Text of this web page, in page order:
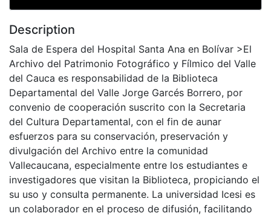
Description
Sala de Espera del Hospital Santa Ana en Bolívar >El
Archivo del Patrimonio Fotográfico y Fílmico del Valle
del Cauca es responsabilidad de la Biblioteca
Departamental del Valle Jorge Garcés Borrero, por
convenio de cooperación suscrito con la Secretaria
del Cultura Departamental, con el fin de aunar
esfuerzos para su conservación, preservación y
divulgación del Archivo entre la comunidad
Vallecaucana, especialmente entre los estudiantes e
investigadores que visitan la Biblioteca, propiciando el
su uso y consulta permanente. La universidad Icesi es
un colaborador en el proceso de difusión, facilitando